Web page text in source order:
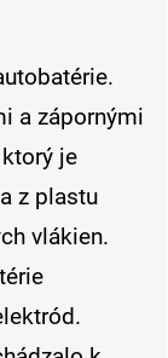
a zápornými
je
z plastu
vlákien.